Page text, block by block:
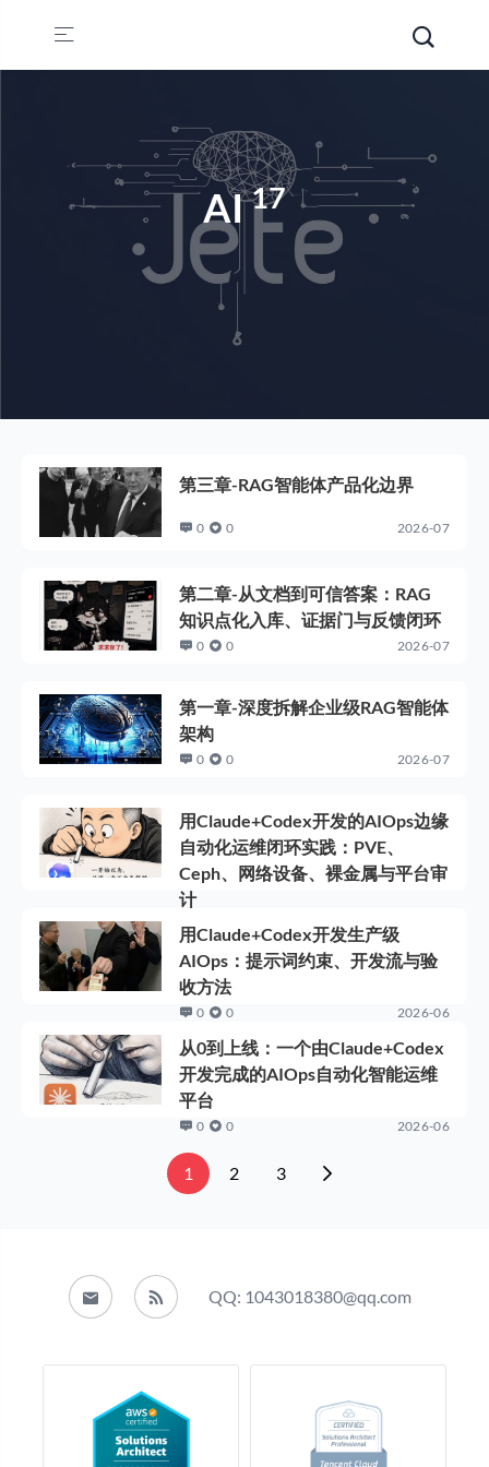
AI17
第三章-RAG智能体产品化边界
0 0 2026-07
第二章-从文档到可信答案：RAG
知识点化入库、证据门与反馈闭环
0 0 2026-07
第一章-深度拆解企业级RAG智能体
架构
0 0 2026-07
用Claude+Codex开发的AIOps边缘
自动化运维闭环实践：PVE、
Ceph、网络设备、裸金属与平台审
计
0 2026-07
用Claude+Codex开发生产级
AIOps：提示词约束、开发流与验
收方法
0 0 2026-06
从0到上线：一个由Claude+Codex
开发完成的AIOps自动化智能运维
平台
0 0 2026-06
1 2 3
QQ: 1043018380@qq.com